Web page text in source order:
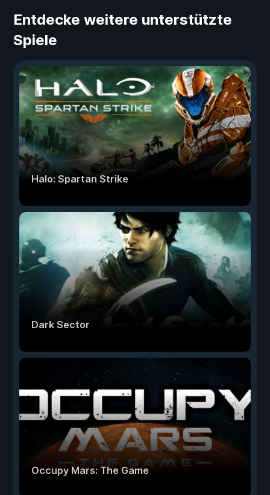
Entdecke weitere unterstützte
Spiele
Halo: Spartan Strike
Dark Sector
Occupy Mars: The Game